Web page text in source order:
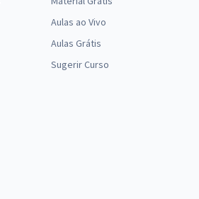
Aulas ao Vivo
Aulas Grátis
Sugerir Curso